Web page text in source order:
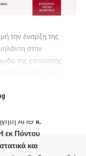
την έναρξη της
στην
της επιτροπής
Νικόλαο Λυγερό
ΑΠΘ κ.
εκ Πόντου
και